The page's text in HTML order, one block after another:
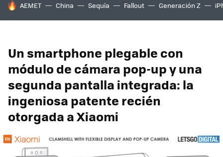
HOY SE HABLA DE
AEMET China Sequía Fallout Generación Z
Un smartphone plegable con
módulo de cámara pop-up y una
segunda pantalla integrada: la
ingeniosa patente recién
otorgada a Xiaomi